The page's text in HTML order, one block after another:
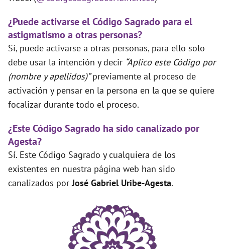
¿Puede activarse el Código Sagrado para el
astigmatismo a otras personas?
Sí, puede activarse a otras personas, para ello solo
debe usar la intención y decir “Aplico este Código por
(nombre y apellidos)”previamente al proceso de
activación y pensar en la persona en la que se quiere
focalizar durante todo el proceso.
¿Este Código Sagrado ha sido canalizado por
Agesta?
Sí. Este Código Sagrado y cualquiera de los
existentes en nuestra página web han sido
canalizados porJosé Gabriel Uribe-Agesta.